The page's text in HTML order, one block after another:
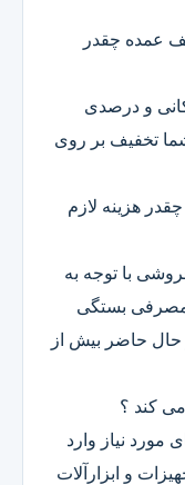
عمده چقدر
و درصدی
تخفیف بر روی
هزینه لازم
با توجه به
مصرفی بستگی
حال حاضر بیش از
می کند ؟
درصد کالاهای مورد نیاز وارد
و ابزارآلات